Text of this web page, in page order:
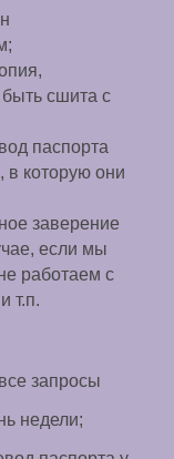
сшита с
паспорта
в которую они
заверение
если мы
работаем с
т.п.
запросы
недели;